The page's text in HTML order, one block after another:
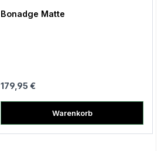
Bonadge Matte
Regulärer Preis:
179,95 €
Warenkorb